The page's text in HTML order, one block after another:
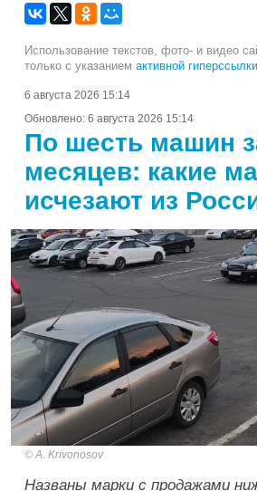
Использование текстов, фото- и видео
только с указанием активной гиперссылки
6 августа 2026 15:14
Обновлено: 6 августа 2026 15:14
По шесть машин
месяцев: какие
исчезают из
A. Krivonosov
Названы марки с продажами